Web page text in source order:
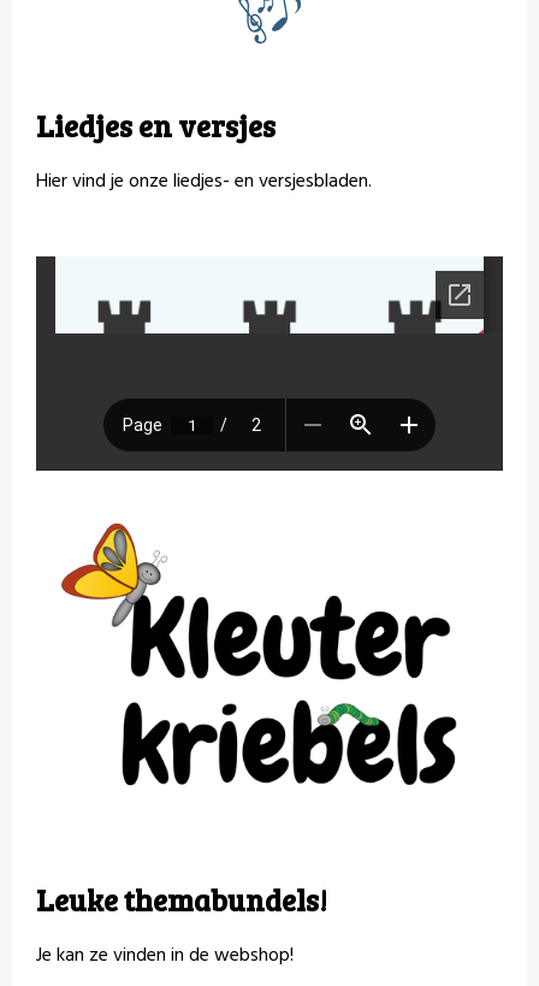
Liedjes en versjes
Hier vind je onze liedjes- en versjesbladen.
Leuke themabundels!
Je kan ze vinden in de webshop!